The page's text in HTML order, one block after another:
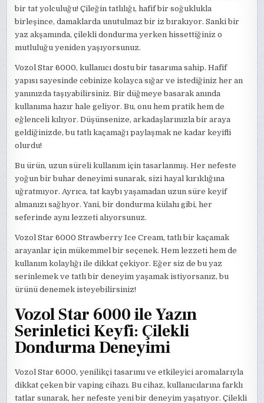
bir tat yolculuğu! Çileğin tatlılığı, hafif bir soğuklukla
birleşince, damaklarda unutulmaz bir iz bırakıyor. Sanki bir
yaz akşamında, çilekli dondurma yerken hissettiğiniz o
mutluluğu yeniden yaşıyorsunuz.
Vozol Star 6000, kullanıcı dostu bir tasarıma sahip. Hafif
yapısı sayesinde cebinize kolayca sığar ve istediğiniz her an
yanınızda taşıyabilirsiniz. Bir düğmeye basarak anında
kullanıma hazır hale geliyor. Bu, onu hem pratik hem de
eğlenceli kılıyor. Düşünsenize, arkadaşlarınızla bir araya
geldiğinizde, bu tatlı kaçamağı paylaşmak ne kadar keyifli
olurdu!
Bu ürün, uzun süreli kullanım için tasarlanmış. Her nefeste
yoğun bir buhar deneyimi sunarak, sizi hayal kırıklığına
uğratmıyor. Ayrıca, tat kaybı yaşamadan uzun süre keyif
almanızı sağlıyor. Yani, bir dondurma külahı gibi, her
seferinde aynı lezzeti alıyorsunuz.
Vozol Star 6000 Strawberry Ice Cream, tatlı bir kaçamak
arayanlar için mükemmel bir seçenek. Hem lezzeti hem de
kullanım kolaylığı ile dikkat çekiyor. Eğer siz de bu yaz
serinlemek ve tatlı bir deneyim yaşamak istiyorsanız, bu
ürünü denemek isteyebilirsiniz!
Vozol Star 6000 ile Yazın
Serinletici Keyfi: Çilekli
Dondurma Deneyimi
Vozol Star 6000, yenilikçi tasarımı ve etkileyici aromalarıyla
dikkat çeken bir vaping cihazı. Bu cihaz, kullanıcılarına farklı
tatlar sunarak, her nefeste yeni bir deneyim yaşatıyor. Çilekli